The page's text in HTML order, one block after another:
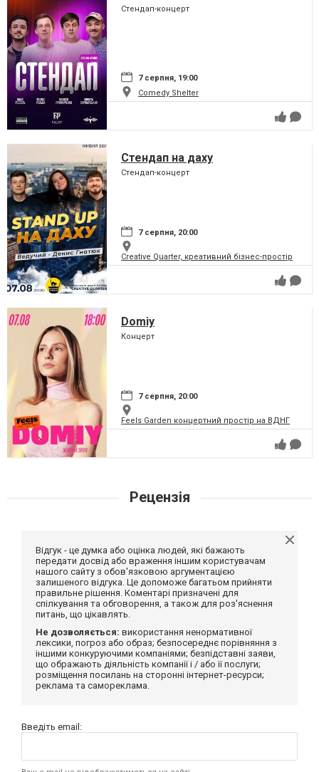
Стендап-концерт
7 серпня, 19:00
Comedy Shelter
Стендап на даху
Стендап-концерт
7 серпня, 20:00
Creative Quarter, креативний бізнес-простір
Domiy
Концерт
7 серпня, 20:00
Feels Garden концертний простір на ВДНГ
Рецензія
Відгук - це думка або оцінка людей, які бажають
передати досвід або враження іншим користувачам
нашого сайту з обов'язковою аргументацією
залишеного відгука. Це допоможе багатьом прийняти
правильне рішення. Коментарі призначені для
спілкування та обговорення, а також для роз'яснення
питань, що цікавлять.
Не дозволяється: використання ненормативної
лексики, погроз або образ; безпосереднє порівняння з
іншими конкуруючими компаніями; безпідставні заяви,
що ображають діяльність компанії і / або її послуги;
розміщення посилань на сторонні інтернет-ресурси;
реклама та самореклама.
Введіть email: